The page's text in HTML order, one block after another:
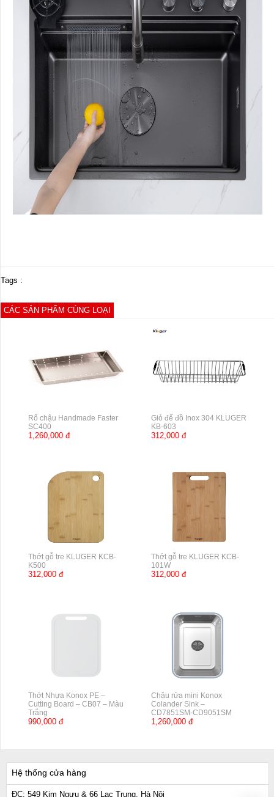
Tags :
CÁC SẢN PHẨM CÙNG LOẠI
Rổ chậu Handmade Faster
SC400
1,260,000 đ
Giỏ để đồ Inox 304 KLUGER
KB-603
312,000 đ
Thớt gỗ tre KLUGER KCB-
K500
312,000 đ
Thớt gỗ tre KLUGER KCB-
101W
312,000 đ
Thớt Nhựa Konox PE –
Cutting Board – CB07 – Màu
Trắng
990,000 đ
Chậu rửa mini Konox
Colander Sink –
CD7851SM-CD9051SM
1,260,000 đ
Hệ thống cửa hàng
ĐC: 549 Kim Ngưu & 66 Lạc Trung, Hà Nội